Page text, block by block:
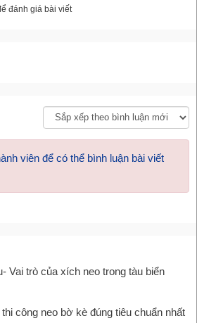
đánh giá bài viết
viên để có thể bình luận bài viết
Vai trò của xích neo trong tàu biển
công neo bờ kè đúng tiêu chuẩn nhất